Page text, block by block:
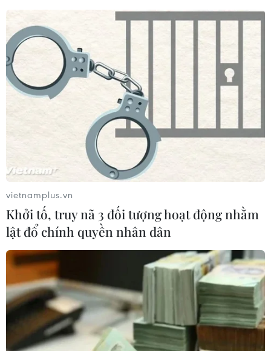
Dàn nhạc giao hưởng nhí biểu diễn gây
quỹ cho miền Trung
23/10/2020 10:01
Toàn bộ số tiền bán vé đêm Gala Concert: Junior Maius
Orchestra ngày 31/10 tại Trung tâm Văn hóa Pháp, 24
Tràng Tiền, Hà Nội sẽ được gây quỹ ủng hộ miền Trung
vietnamplus.vn
Khởi tố, truy nã 3 đối tượng hoạt động nhằm
lật đổ chính quyền nhân dân